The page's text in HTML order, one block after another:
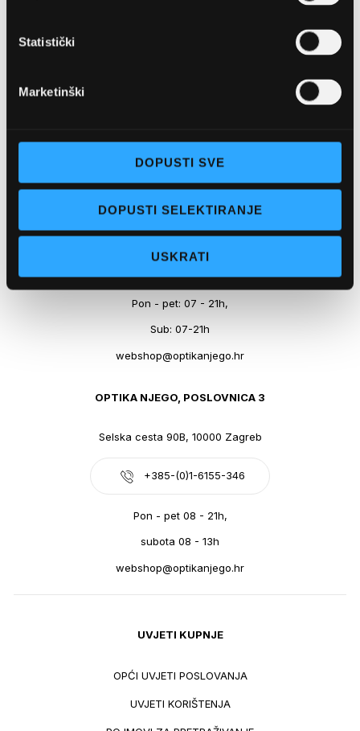
Statistički
Marketinški
DOPUSTI SVE
DOPUSTI SELEKTIRANJE
USKRATI
webshop@optikanjego.hr
OPTIKA NJEGO, POSLOVNICA 2
+385-(0)21-612-709
Pon - pet: 07 - 21h,
Sub: 07-21h
webshop@optikanjego.hr
OPTIKA NJEGO, POSLOVNICA 3
Selska cesta 90B, 10000 Zagreb
+385-(0)1-6155-346
Pon - pet 08 - 21h,
subota 08 - 13h
webshop@optikanjego.hr
UVJETI KUPNJE
OPĆI UVJETI POSLOVANJA
UVJETI KORIŠTENJA